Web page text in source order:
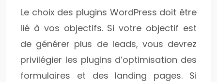
Le choix des plugins WordPress doit être
lié à vos objectifs. Si votre objectif est
de générer plus de leads, vous devrez
privilégier les plugins d’optimisation des
formulaires et des landing pages. Si